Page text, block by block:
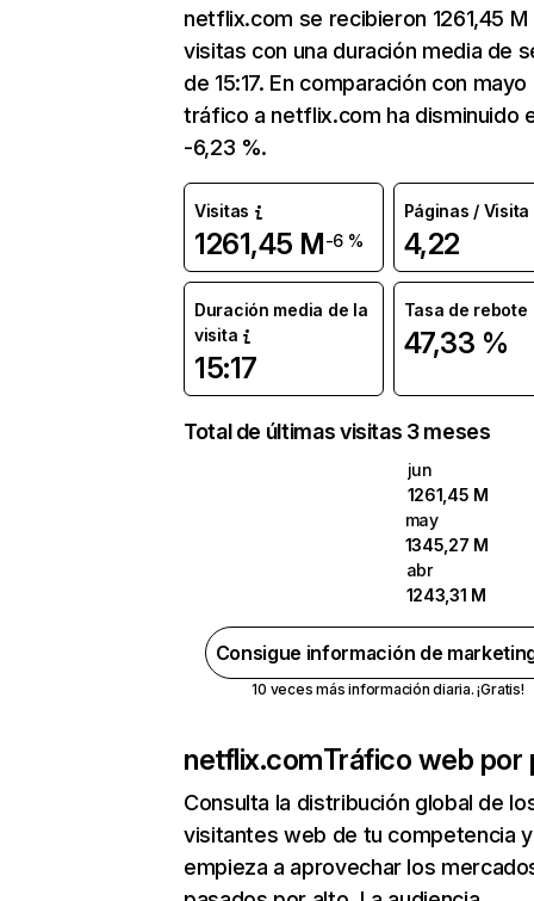
netflix.com se recibieron 1261,45 M
visitas con una duración media de
de 15:17. En comparación con mayo
tráfico a netflix.com ha disminuido
-6,23 %.
Visitas
1261,45 M-6 %
Páginas / Visita
4,22
Duración media de la
visita
15:17
Tasa de rebote
47,33 %
Total de últimas visitas 3 meses
jun
1261,45 M
may
1345,27 M
abr
1243,31 M
Consigue información de
10 veces más información diaria. ¡Gratis!
netflix.comTráfico web por
Consulta la distribución global de
visitantes web de tu competencia y
empieza a aprovechar los